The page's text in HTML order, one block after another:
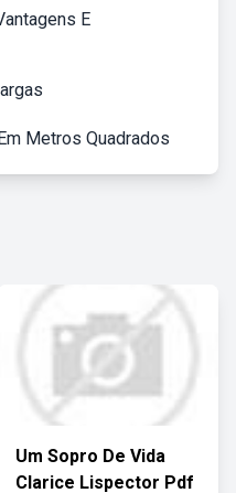
E
Metros Quadrados
Um Sopro De Vida
Clarice Lispector Pdf